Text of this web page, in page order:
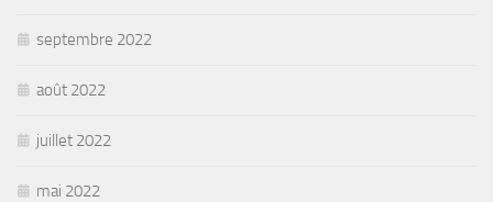
septembre 2022
août 2022
juillet 2022
mai 2022